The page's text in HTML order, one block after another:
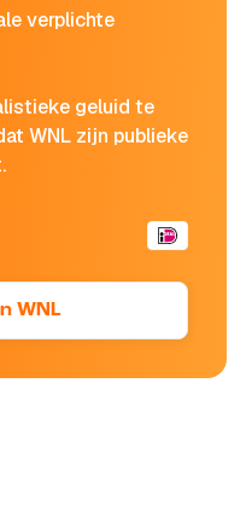
verplichte
geluid te
WNL zijn publieke
WNL